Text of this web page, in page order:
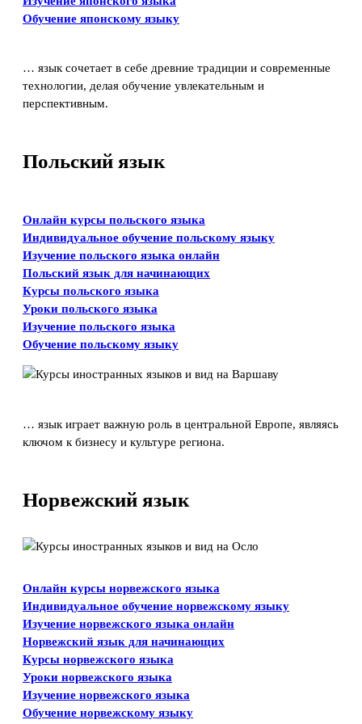
Обучение японскому языку
… язык сочетает в себе древние традиции и современные
технологии, делая обучение увлекательным и
перспективным.
Польский язык
Онлайн курсы польского языка
Индивидуальное обучение польскому языку
Изучение польского языка онлайн
Польский язык для начинающих
Курсы польского языка
Уроки польского языка
Изучение польского языка
Обучение польскому языку
… язык играет важную роль в центральной Европе, являясь
ключом к бизнесу и культуре региона.
Норвежский язык
Онлайн курсы норвежского языка
Индивидуальное обучение норвежскому языку
Изучение норвежского языка онлайн
Норвежский язык для начинающих
Курсы норвежского языка
Уроки норвежского языка
Изучение норвежского языка
Обучение норвежскому языку